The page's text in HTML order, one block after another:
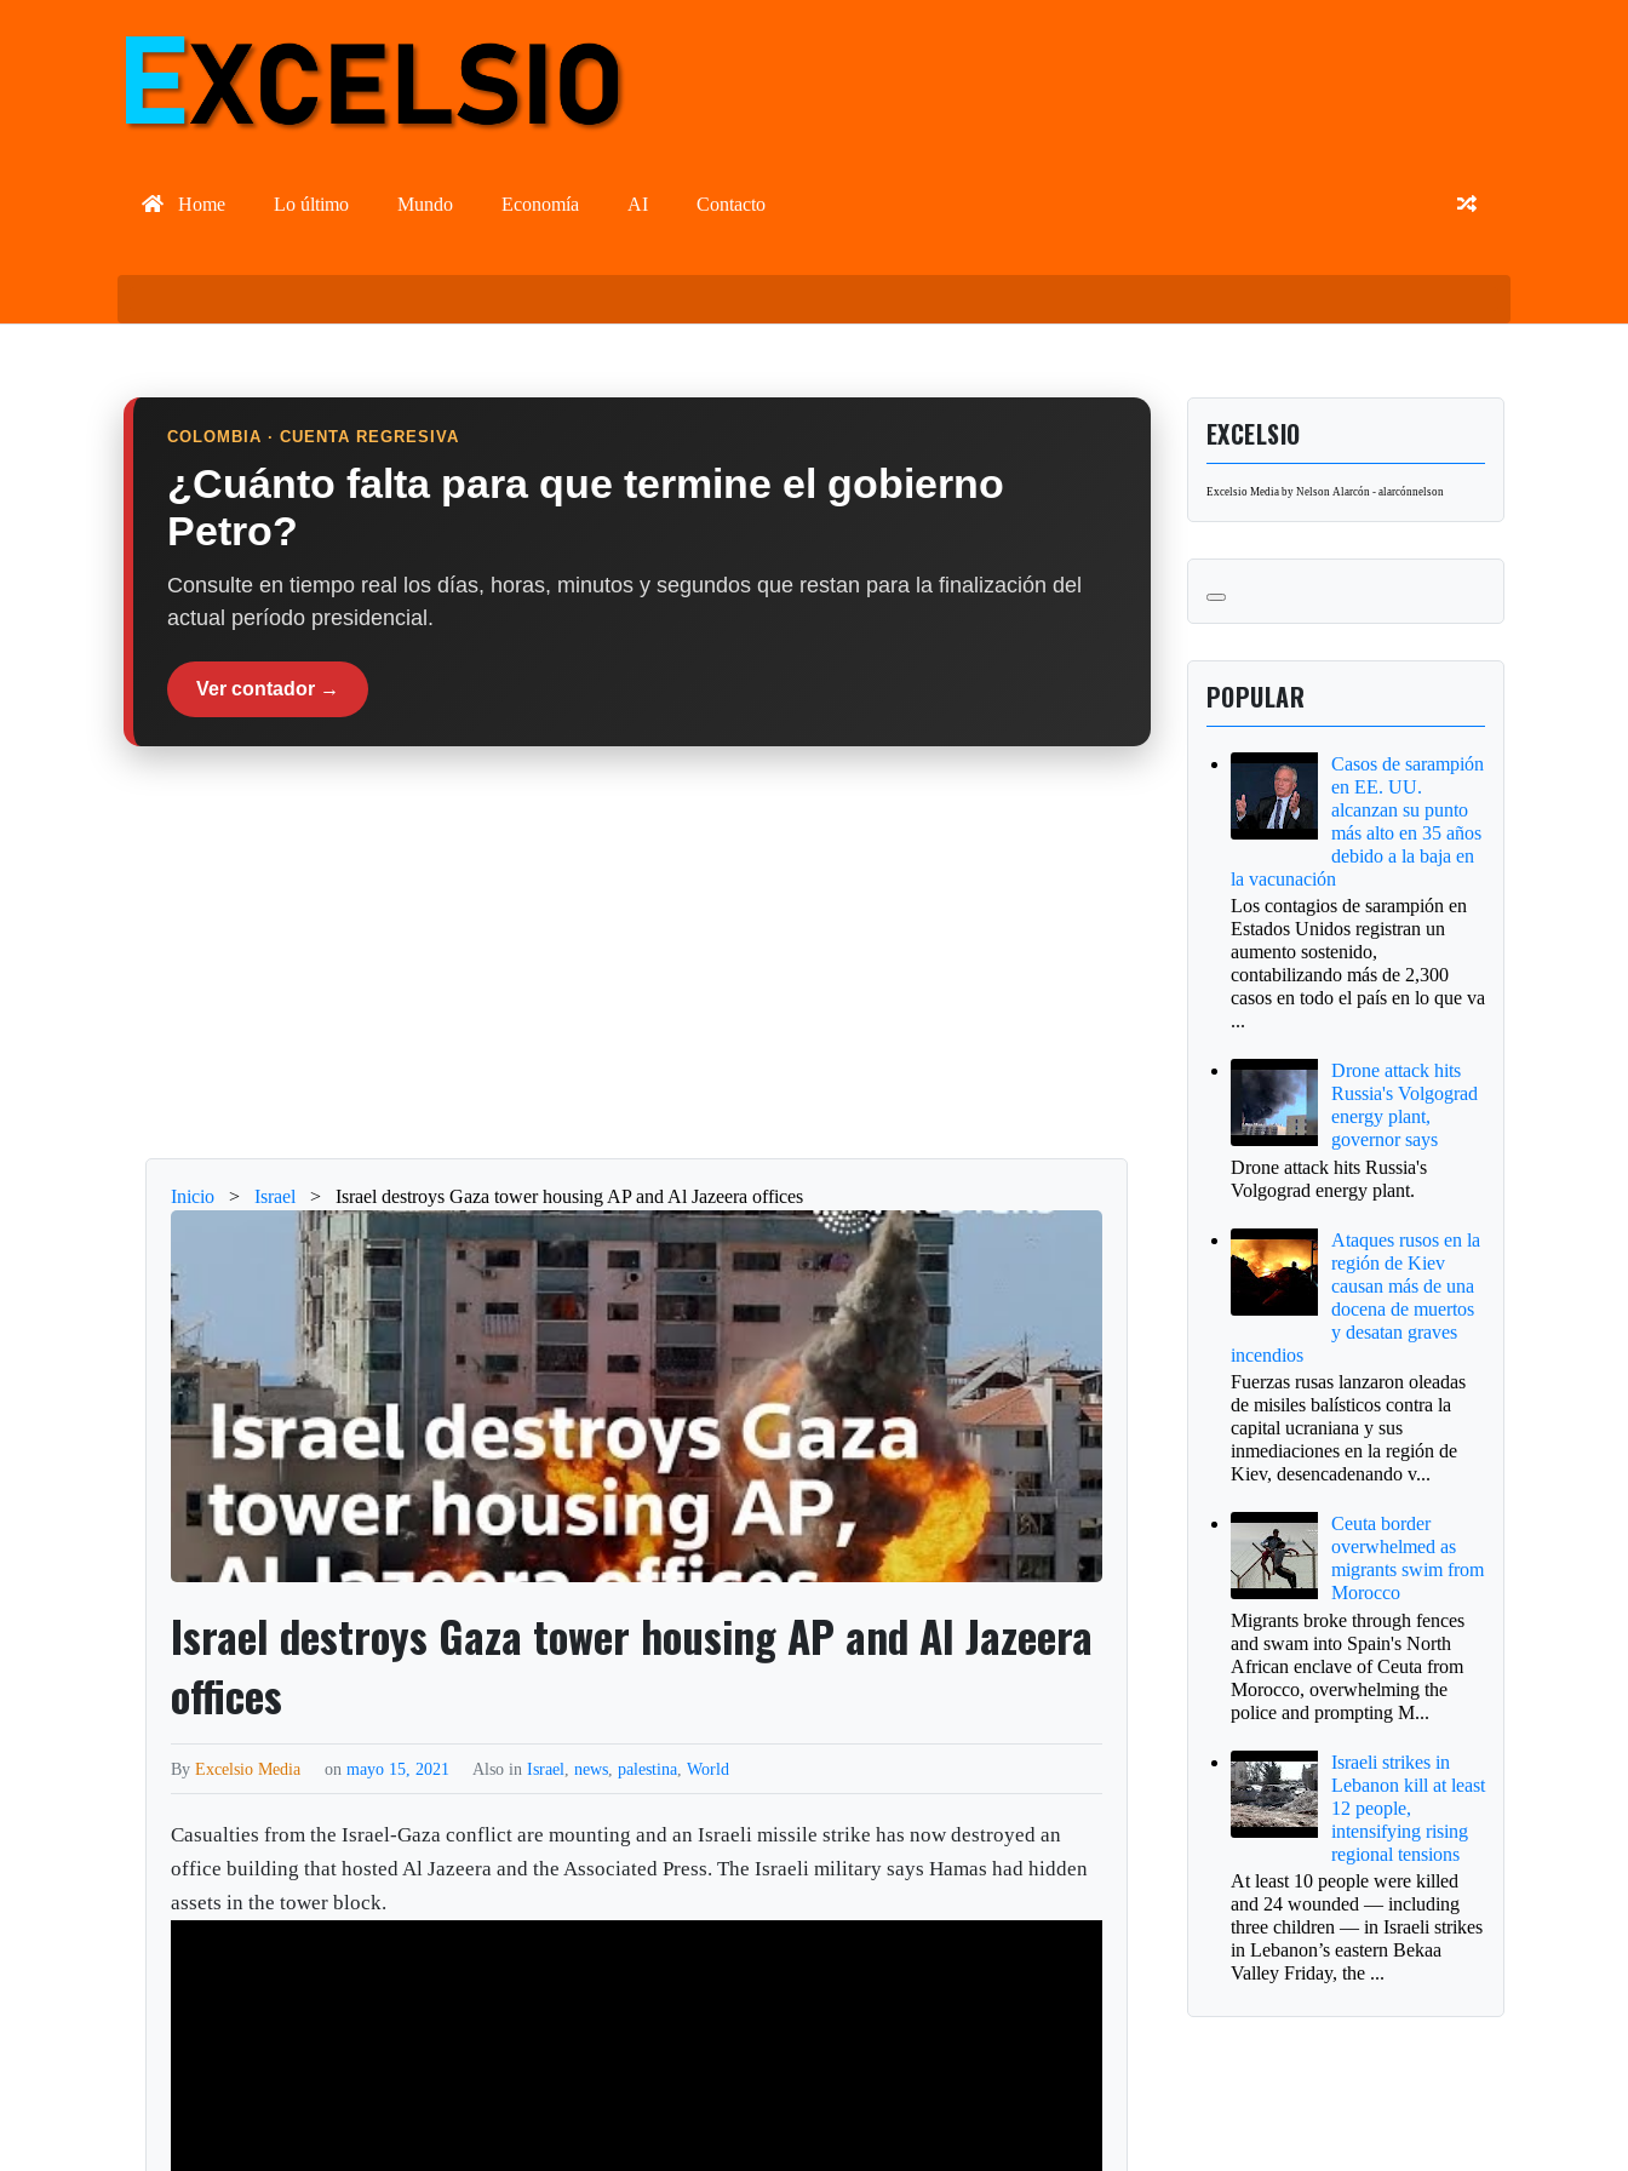
Home Lo último Mundo Economía AI Contacto
COLOMBIA · CUENTA REGRESIVA
¿Cuánto falta para que termine el gobierno
Petro?
Consulte en tiempo real los días, horas, minutos y segundos que restan para la finalización del
actual período presidencial.
Ver contador →
Inicio > Israel > Israel destroys Gaza tower housing AP and Al Jazeera offices
Israel destroys Gaza tower housing AP and Al Jazeera
offices
ByExcelsio Media onmayo 15, 2021 Also inIsrael ,news ,palestina ,World
Casualties from the Israel-Gaza conflict are mounting and an Israeli missile strike has now destroyed an
office building that hosted Al Jazeera and the Associated Press. The Israeli military says Hamas had hidden
assets in the tower block.
EXCELSIO
Excelsio Media by Nelson Alarcón - alarcónnelson
POPULAR
Casos de sarampión
en EE. UU.
alcanzan su punto
más alto en 35 años
debido a la baja en
la vacunación
Los contagios de sarampión en
Estados Unidos registran un
aumento sostenido,
contabilizando más de 2,300
casos en todo el país en lo que va
...
Drone attack hits
Russia's Volgograd
energy plant,
governor says
Drone attack hits Russia's
Volgograd energy plant.
Ataques rusos en la
región de Kiev
causan más de una
docena de muertos
y desatan graves
incendios
Fuerzas rusas lanzaron oleadas
de misiles balísticos contra la
capital ucraniana y sus
inmediaciones en la región de
Kiev, desencadenando v...
Ceuta border
overwhelmed as
migrants swim from
Morocco
Migrants broke through fences
and swam into Spain's North
African enclave of Ceuta from
Morocco, overwhelming the
police and prompting M...
Israeli strikes in
Lebanon kill at least
12 people,
intensifying rising
regional tensions
At least 10 people were killed
and 24 wounded — including
three children — in Israeli strikes
in Lebanon’s eastern Bekaa
Valley Friday, the ...